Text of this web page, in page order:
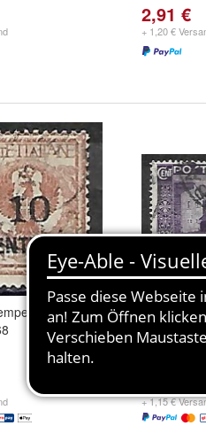
2,91 €
+ 1,20 €
Michel-
Italien
Nummer 236
+ 1,15 €